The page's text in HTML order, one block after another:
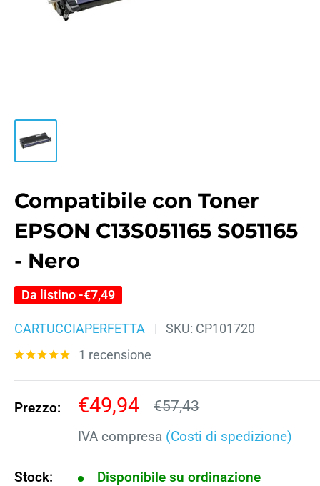
Compatibile con Toner
EPSON C13S051165 S051165
- Nero
Da listino -€7,49
CARTUCCIAPERFETTA SKU: CP101720
1 recensione
Prezzo:
Prezzo
scontato
€49,94 Prezzo
€57,43
IVA compresa (Costi di spedizione)
Stock: Disponibile su ordinazione